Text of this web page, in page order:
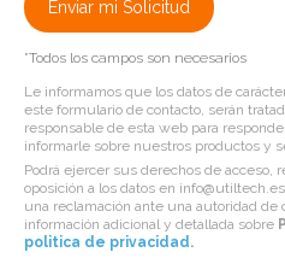
*Todos los campos son necesarios
Le informamos que los datos de
este formulario de contacto, serán
responsable de esta web para
informarle sobre nuestros productos y
Podrá ejercer sus derechos de acceso,
oposición a los datos en
una reclamación ante una autoridad de
información adicional y detallada sobre
politica de privacidad.